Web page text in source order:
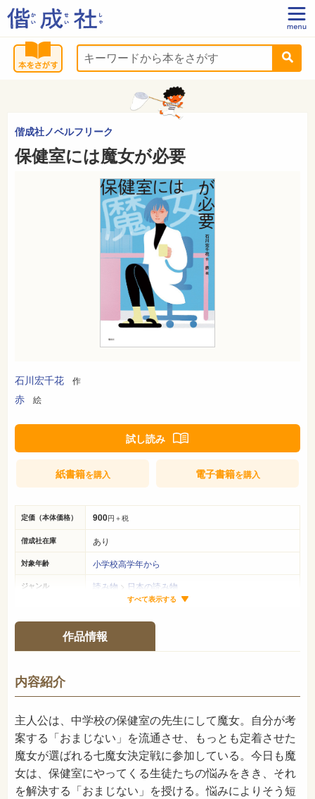
偕成社ノベルフリーク
保健室には魔女が必要
石川宏千花 作
赤 絵
定価（本体価格） 900円＋税
偕成社在庫 あり
対象年齢 小学校高学年から
ジャンル 読み物 > 日本の読み物
158ページ
ISBN 978-4-03-649210-7
NDC
発売日 2022年12月
すべて表示する
試し読み
紙書籍を購入 電子書籍を購入
作品情報
内容紹介
主人公は、中学校の保健室の先生にして魔女。自分が考
案する「おまじない」を流通させ、もっとも定着させた
魔女が選ばれる七魔女決定戦に参加している。今日も魔
女は、保健室にやってくる生徒たちの悩みをきき、それ
を解決する「おまじない」を授ける。悩みによりそう短